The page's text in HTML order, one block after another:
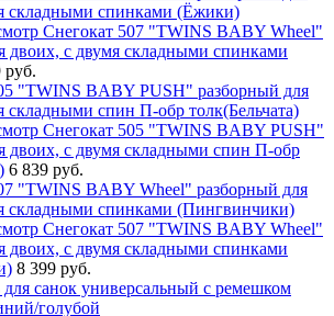
Снегокат 507 "TWINS BABY Wheel"
двоих, с двумя складными спинками
руб.
Снегокат 505 "TWINS BABY PUSH"
двоих, с двумя складными спин П-обр
6 839 руб.
Снегокат 507 "TWINS BABY Wheel"
двоих, с двумя складными спинками
8 399 руб.